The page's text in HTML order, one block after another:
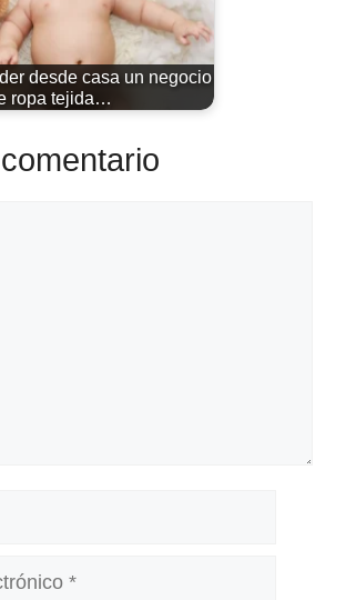
desde casa un negocio
ropa tejida…